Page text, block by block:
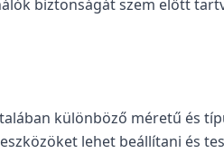
biztonságát szem előtt
különböző méretű és
lehet beállítani és